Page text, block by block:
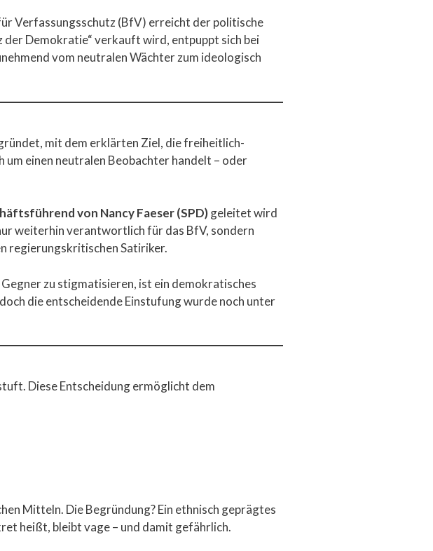
Verfassungsschutz (BfV) erreicht der politische
der Demokratie“ verkauft wird, entpuppt sich bei
vom neutralen Wächter zum ideologisch
mit dem erklärten Ziel, die freiheitlich-
um einen neutralen Beobachter handelt – oder
von Nancy Faeser (SPD)geleitet wird
weiterhin verantwortlich für das BfV, sondern
regierungskritischen Satiriker.
zu stigmatisieren, ist ein demokratisches
die entscheidende Einstufung wurde noch unter
Diese Entscheidung ermöglicht dem
Mitteln. Die Begründung? Ein ethnisch geprägtes
heißt, bleibt vage – und damit gefährlich.